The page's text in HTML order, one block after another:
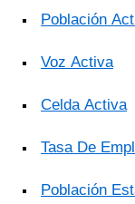
Población
Voz Activa
Celda Activa
Tasa De
Población